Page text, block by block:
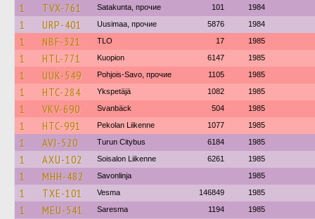
1 TVX-761 Satakunta, прочие 101 1984
1 URP-401 Uusimaa, прочие 5876 1984
1 NBF-321 TLO 17 1985
1 HTL-771 Kuopion 6147 1985
1 UUK-549 Pohjois-Savo, прочие 1105 1985
1 HTC-284 Ykspetäjä 1082 1985
1 VKV-690 Svanbäck 504 1985
1 HTC-991 Pekolan Liikenne 1077 1985
1 AVJ-520 Turun Citybus 6184 1985
1 AXU-102 Soisalon Liikenne 6261 1985
1 MHH-482 Savonlinja 1985
1 TXE-101 Vesma 146849 1985
1 MEU-541 Saresma 1194 1985